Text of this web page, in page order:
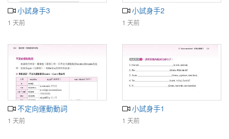
小試身手3
1 天前
小試身手2
1 天前
不定向運動動詞
1 天前
小試身手1
1 天前